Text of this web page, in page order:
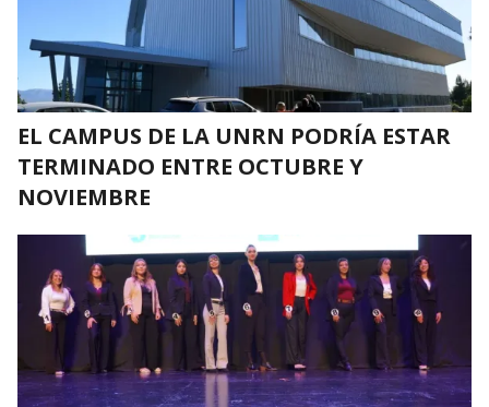
EL CAMPUS DE LA UNRN PODRÍA ESTAR
TERMINADO ENTRE OCTUBRE Y
NOVIEMBRE